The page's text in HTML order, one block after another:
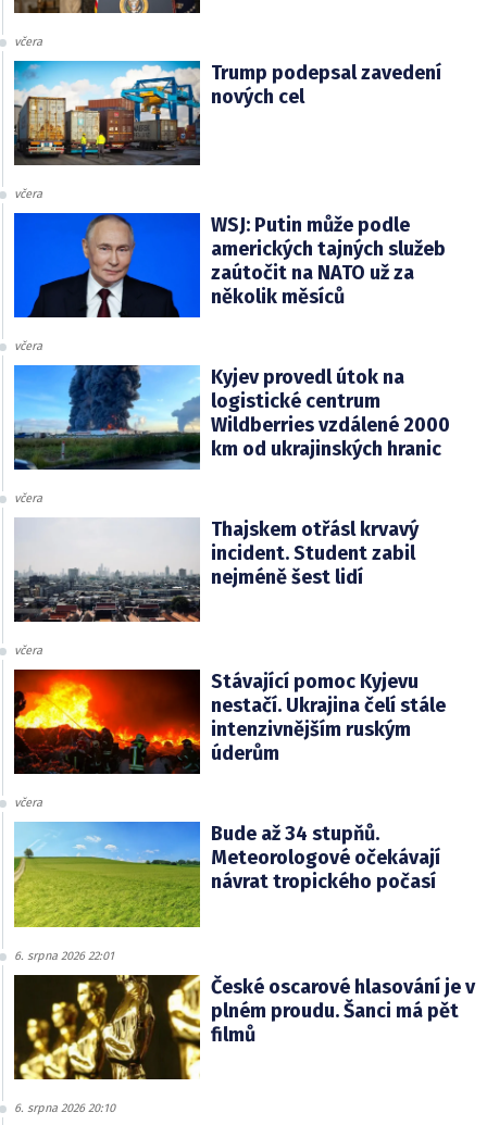
včera
Trump podepsal zavedení
nových cel
včera
WSJ: Putin může podle
amerických tajných služeb
zaútočit na NATO už za
několik měsíců
včera
Kyjev provedl útok na
logistické centrum
Wildberries vzdálené 2000
km od ukrajinských hranic
včera
Thajskem otřásl krvavý
incident. Student zabil
nejméně šest lidí
včera
Stávající pomoc Kyjevu
nestačí. Ukrajina čelí stále
intenzivnějším ruským
úderům
včera
Bude až 34 stupňů.
Meteorologové očekávají
návrat tropického počasí
6. srpna 2026 22:01
České oscarové hlasování je v
plném proudu. Šanci má pět
filmů
6. srpna 2026 20:10